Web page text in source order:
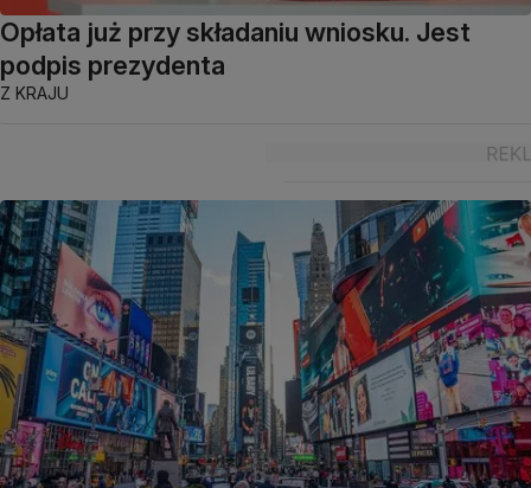
Opłata już przy składaniu wniosku. Jest
podpis prezydenta
Z KRAJU